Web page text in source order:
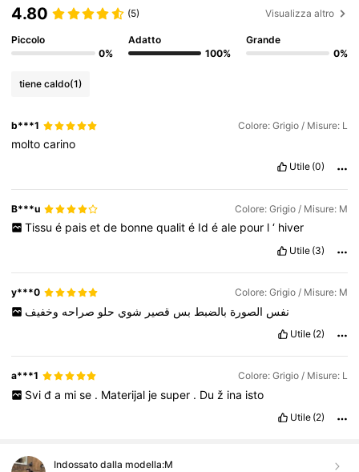
4.80 (5) Visualizza altro
Piccolo
0%
Adatto
100%
Grande
0%
tiene caldo(1)
b***1 Colore: Grigio / Misure: L
moltocarino
Utile (0)
B***u Colore: Grigio / Misure: M
Tissu é pais et de bonne qualit é Id é ale pour l ‘ hiver
Utile (3)
y***0 Colore: Grigio / Misure: M
نفس الصورة بالضبط بس قصير شوي حلو صراحه وخفيف
Utile (2)
a***1 Colore: Grigio / Misure: L
Svi đ a mi se . Materijal je super . Du ž ina isto
Utile (2)
Indossato dalla modella:M